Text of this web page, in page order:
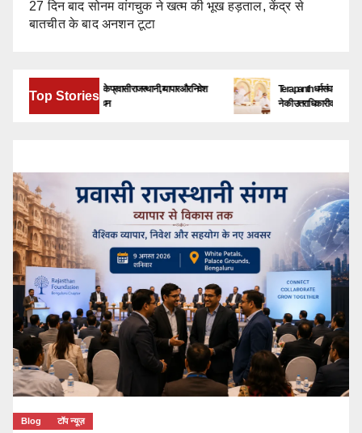
27 दिन बाद सोनम वांगचुक ने खत्म की भूख हड़ताल, केंद्र से
बातचीत के बाद अनशन टूटा
Top Stories
बेंगलूरु में जुटेंगे देश-विदेश के प्रवासी राजस्थानी, व्यापार और निवेश
के नए अवसरों पर होगा मंथन
Terapanth धर्मसंघ को मिला नया
ने की उत्तराधिकारी की घोषणा
Blog टॉप न्यूज़